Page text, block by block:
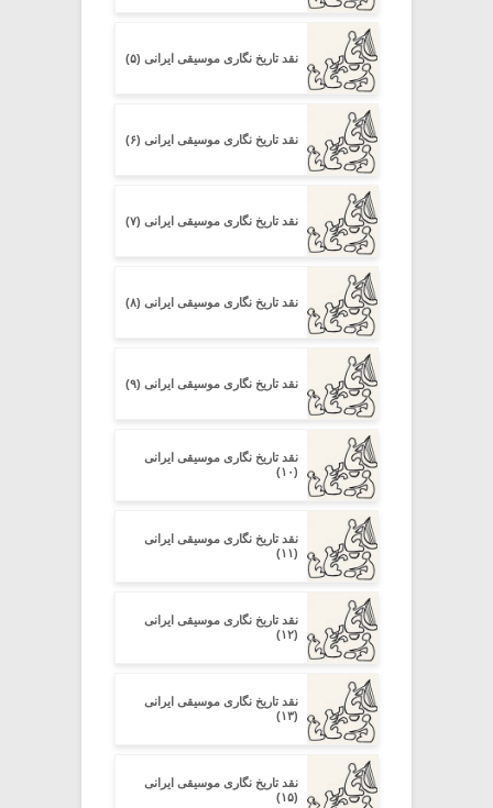
نقد تاریخ نگاری موسیقی ایرانی (۵)
نقد تاریخ نگاری موسیقی ایرانی (۶)
نقد تاریخ نگاری موسیقی ایرانی (۷)
نقد تاریخ نگاری موسیقی ایرانی (۸)
نقد تاریخ نگاری موسیقی ایرانی (۹)
نقد تاریخ نگاری موسیقی ایرانی
(۱۰)
نقد تاریخ نگاری موسیقی ایرانی
(۱۱)
نقد تاریخ نگاری موسیقی ایرانی
(۱۲)
نقد تاریخ نگاری موسیقی ایرانی
(۱۳)
نقد تاریخ نگاری موسیقی ایرانی
(۱۵)